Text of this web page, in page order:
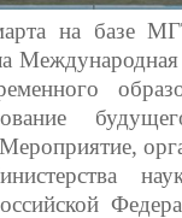
на базе
Международная